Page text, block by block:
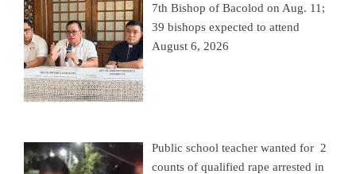
7th Bishop of Bacolod on Aug. 11;
39 bishops expected to attend
August 6, 2026
Public school teacher wanted for 2
counts of qualified rape arrested in